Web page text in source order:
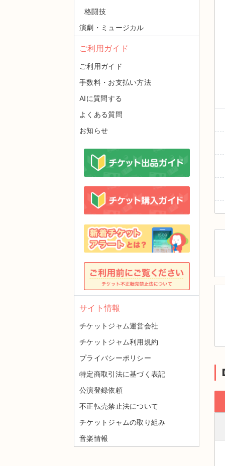
格闘技
演劇・ミュージカル
ご利用ガイド
ご利用ガイド
手数料・お支払い方法
AIに質問する
よくある質問
お知らせ
サイト情報
チケットジャム運営会社
チケットジャム利用規約
プライバシーポリシー
特定商取引法に基づく表記
公演登録依頼
不正転売禁止法について
チケットジャムの取り組み
音楽情報